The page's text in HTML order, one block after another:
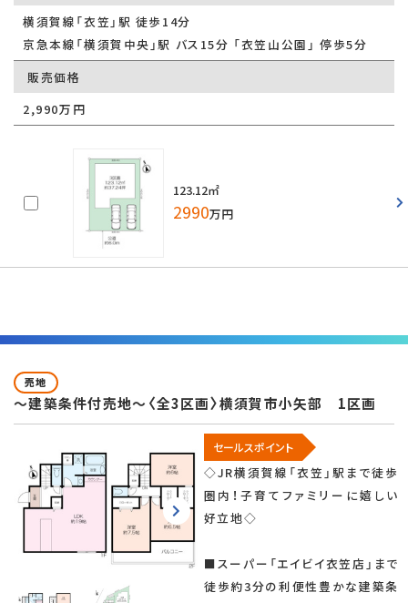
横須賀線「衣笠」駅 徒歩14分
京急本線「横須賀中央」駅 バス15分 「衣笠山公園」 停歩5分
販売価格
2,990万円
123.12㎡
2990万円
売地
～建築条件付売地～〈全3区画〉横須賀市小矢部 1区画
セールスポイント
◇JR横須賀線「衣笠」駅まで徒歩
圏内！子育てファミリーに嬉しい
好立地◇
■スーパー「エイビイ衣笠店」まで
徒歩約3分の利便性豊かな建築条